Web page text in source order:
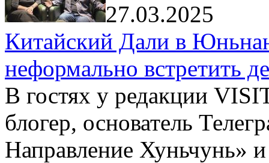
27.03.2025
Китайский Дали в
неформально встретить
В гостях у редакции
блогер, основатель
Направление Хуньчунь»